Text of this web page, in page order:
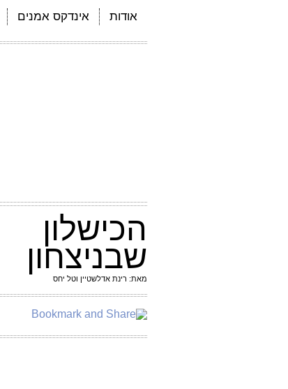
אודות אינדקס אמנים
הכישלון
שבניצחון
מאת: רינת אדלשטיין וטל יחס